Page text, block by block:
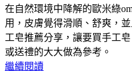
在自然環境中降解的歐米綠
用，皮膚覺得滑順、舒爽，
工皂推薦分享，讓要買手工
或送禮的大大做為參考。
繼續閱讀